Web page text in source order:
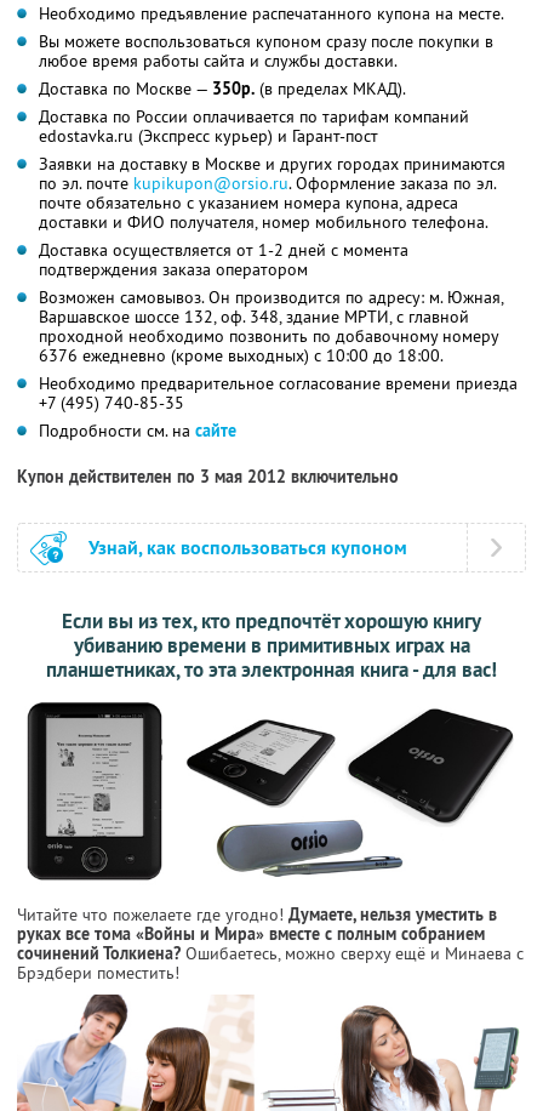
Необходимо предъявление распечатанного купона на месте.
Вы можете воспользоваться купоном сразу после покупки в
любое время работы сайта и службы доставки.
Доставка по Москве — 350р. (в пределах МКАД).
Доставка по России оплачивается по тарифам компаний
edostavka.ru (Экспресс курьер) и Гарант-пост
Заявки на доставку в Москве и других городах принимаются
по эл. почте kupikupon@orsio.ru. Оформление заказа по эл.
почте обязательно с указанием номера купона, адреса
доставки и ФИО получателя, номер мобильного телефона.
Доставка осуществляется от 1-2 дней с момента
подтверждения заказа оператором
Возможен самовывоз. Он производится по адресу: м. Южная,
Варшавское шоссе 132, оф. 348, здание МРТИ, с главной
проходной необходимо позвонить по добавочному номеру
6376 ежедневно (кроме выходных) с 10:00 до 18:00.
Необходимо предварительное согласование времени приезда
+7 (495) 740-85-35
Подробности см. на сайте
Купон действителен по 3 мая 2012 включительно
Узнай, как воспользоваться купоном
Если вы из тех, кто предпочтёт хорошую книгу
убиванию времени в примитивных играх на
планшетниках, то эта электронная книга - для вас!
Читайте что пожелаете где угодно! Думаете, нельзя уместить в
руках все тома «Войны и Мира» вместе с полным собранием
сочинений Толкиена? Ошибаетесь, можно сверху ещё и Минаева с
Брэдбери поместить!